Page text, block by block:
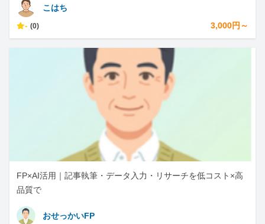
こはち
- (0) 3,000円～
FP×AI活用｜記事執筆・データ入力・リサーチを低コスト×高
品質で
おせっかいFP